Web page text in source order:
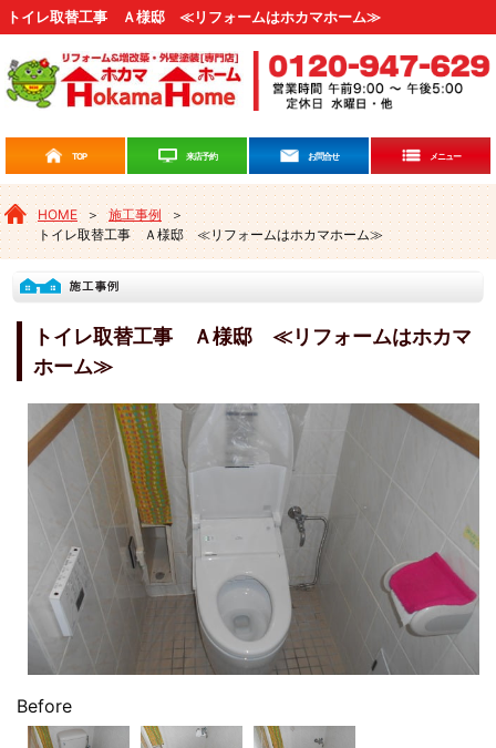
トイレ取替工事 Ａ様邸 ≪リフォームはホカマホーム≫
TOP 来店予約 お問合せ メニュー
HOME ＞ 施工事例
＞
トイレ取替工事 Ａ様邸 ≪リフォームはホカマホーム≫
トイレ取替工事 Ａ様邸 ≪リフォームはホカマ
ホーム≫
Before